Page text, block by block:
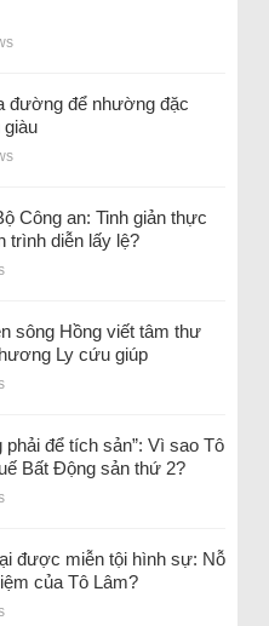
đường để nhường đặc
Công an: Tinh giản thực
trình diễn lấy lệ?
sông Hồng viết tâm thư
Ly cứu giúp
phải để tích sản”: Vì sao Tô
Bất Động sản thứ 2?
được miễn tội hình sự: Nỗ
của Tô Lâm?